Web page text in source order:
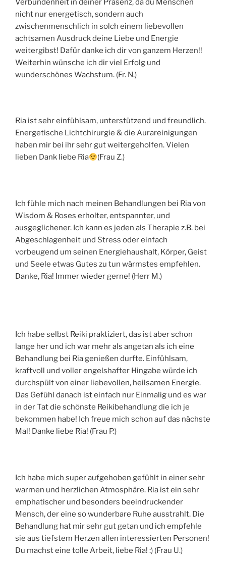
Verbundenheit in deiner Präsenz, da du Menschen
nicht nur energetisch, sondern auch
zwischenmenschlich in solch einem liebevollen
achtsamen Ausdruck deine Liebe und Energie
weitergibst! Dafür danke ich dir von ganzem Herzen!!
Weiterhin wünsche ich dir viel Erfolg und
wunderschönes Wachstum. (Fr. N.)
Ria ist sehr einfühlsam, unterstützend und freundlich.
Energetische Lichtchirurgie & die Aurareinigungen
haben mir bei ihr sehr gut weitergeholfen. Vielen
lieben Dank liebe Ria
(Frau Z.)
Ich fühle mich nach meinen Behandlungen bei Ria von
Wisdom & Roses erholter, entspannter, und
ausgeglichener. Ich kann es jeden als Therapie z.B. bei
Abgeschlagenheit und Stress oder einfach
vorbeugend um seinen Energiehaushalt, Körper, Geist
und Seele etwas Gutes zu tun wärmstes empfehlen.
Danke, Ria! Immer wieder gerne! (Herr M.)
Ich habe selbst Reiki praktiziert, das ist aber schon
lange her und ich war mehr als angetan als ich eine
Behandlung bei Ria genießen durfte. Einfühlsam,
kraftvoll und voller engelshafter Hingabe würde ich
durchspült von einer liebevollen, heilsamen Energie.
Das Gefühl danach ist einfach nur Einmalig und es war
in der Tat die schönste Reikibehandlung die ich je
bekommen habe! Ich freue mich schon auf das nächste
Mal! Danke liebe Ria! (Frau P.)
Ich habe mich super aufgehoben gefühlt in einer sehr
warmen und herzlichen Atmosphäre. Ria ist ein sehr
emphatischer und besonders beeindruckender
Mensch, der eine so wunderbare Ruhe ausstrahlt. Die
Behandlung hat mir sehr gut getan und ich empfehle
sie aus tiefstem Herzen allen interessierten Personen!
Du machst eine tolle Arbeit, liebe Ria! :) (Frau U.)